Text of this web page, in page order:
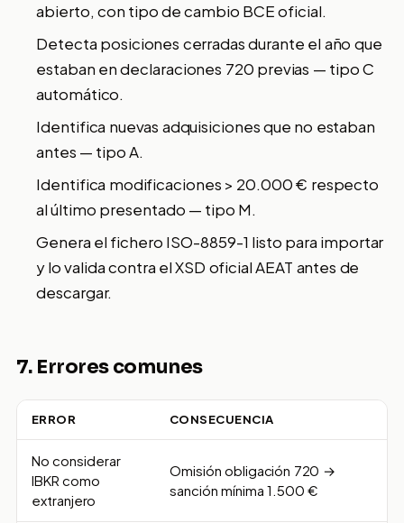
abierto, con tipo de cambio BCE oficial.
Detecta posiciones cerradas durante el año que
estaban en declaraciones 720 previas — tipo C
automático.
Identifica nuevas adquisiciones que no estaban
antes — tipo A.
Identifica modificaciones > 20.000 € respecto
al último presentado — tipo M.
Genera el fichero ISO-8859-1 listo para importar
y lo valida contra el XSD oficial AEAT antes de
descargar.
7. Errores comunes
ERROR CONSECUENCIA
No considerar
IBKR como
extranjero
Omisión obligación 720 →
sanción mínima 1.500 €